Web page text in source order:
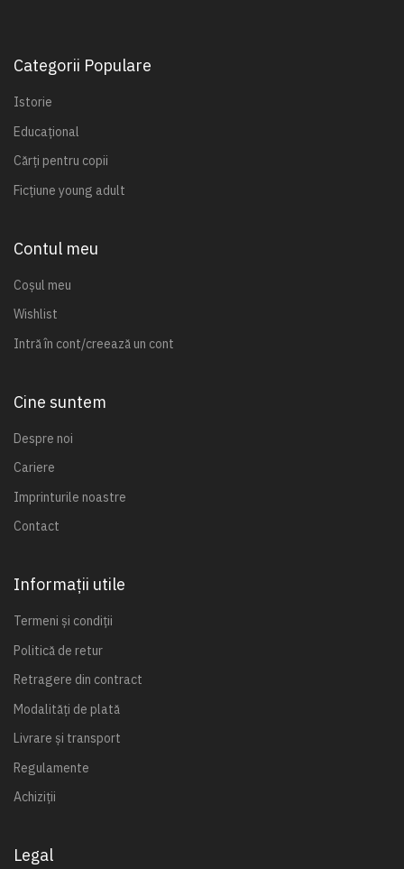
Categorii Populare
Istorie
Educațional
Cărți pentru copii
Ficțiune young adult
Contul meu
Coșul meu
Wishlist
Intră în cont/creează un cont
Cine suntem
Despre noi
Cariere
Imprinturile noastre
Contact
Informații utile
Termeni și condiții
Politică de retur
Retragere din contract
Modalități de plată
Livrare și transport
Regulamente
Achiziții
Legal